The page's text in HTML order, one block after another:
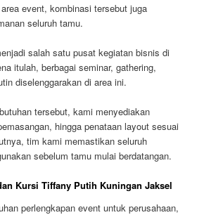
event, kombinasi tersebut juga
seluruh tamu.
salah satu pusat kegiatan bisnis di
itulah, berbagai seminar, gathering,
diselenggarakan di area ini.
tersebut, kami menyediakan
hingga penataan layout sesuai
tim kami memastikan seluruh
sebelum tamu mulai berdatangan.
Kursi Tiffany Putih Kuningan Jaksel
perlengkapan event untuk perusahaan,